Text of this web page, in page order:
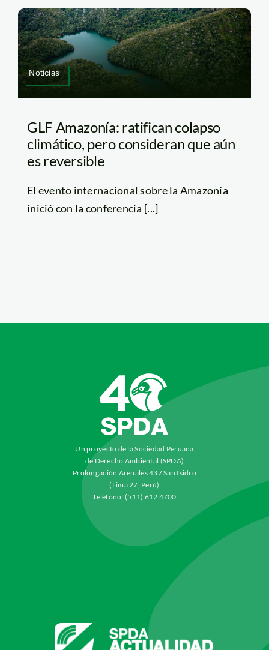
Noticias
GLF Amazonía: ratifican colapso
climático, pero consideran que aún
es reversible
El evento internacional sobre la Amazonía
inició con la conferencia [...]
Un proyecto de la Sociedad Peruana
de Derecho Ambiental (SPDA)
Prolongación Arenales 437 San Isidro
(Lima 27, Perú)
Teléfono: (511) 612 4700